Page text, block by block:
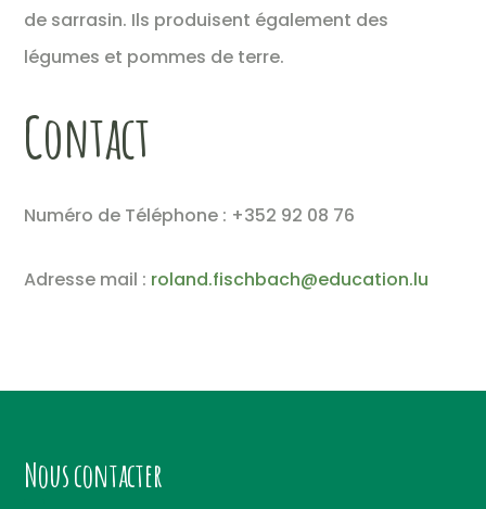
de sarrasin. Ils produisent également des
légumes et pommes de terre.
Contact
Numéro de Téléphone : +352 92 08 76
Adresse mail : roland.fischbach@education.lu
Nous contacter